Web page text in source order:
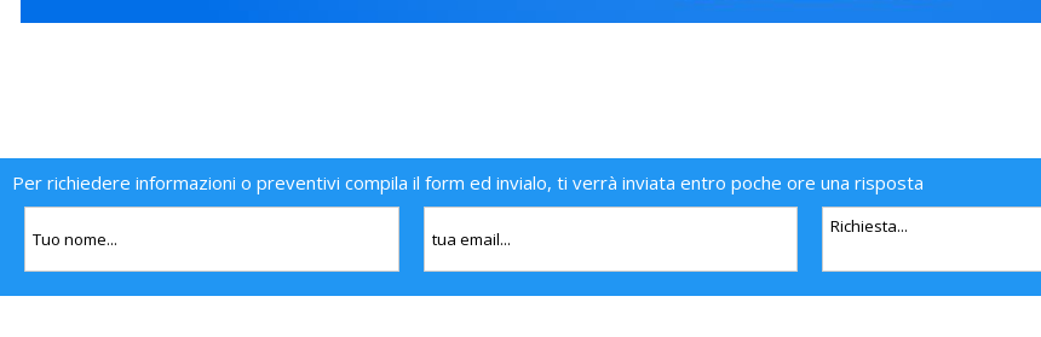
Per richiedere informazioni o preventivi compila il form ed invialo, ti verrà inviata entro poche ore una risposta